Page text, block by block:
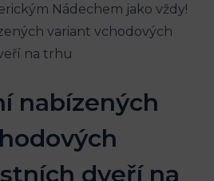
Nádechem jako vždy!
nabízených
dveří na